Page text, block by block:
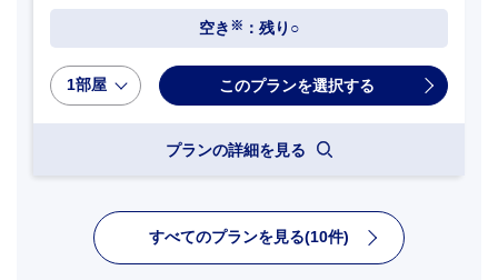
空き ※ ：残り○
1部屋
プランの詳細を見る
すべてのプランを見る(10件)